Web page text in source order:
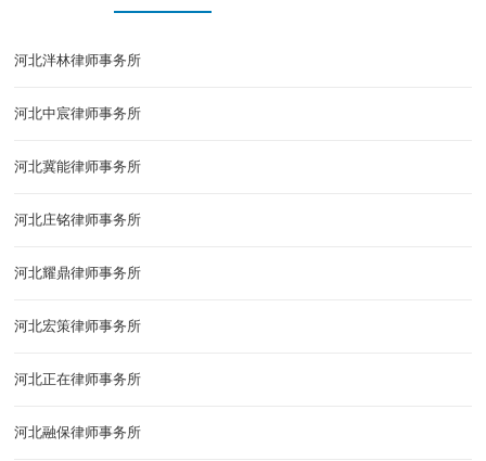
河北泮林律师事务所
河北中宸律师事务所
河北冀能律师事务所
河北庄铭律师事务所
河北耀鼎律师事务所
河北宏策律师事务所
河北正在律师事务所
河北融保律师事务所